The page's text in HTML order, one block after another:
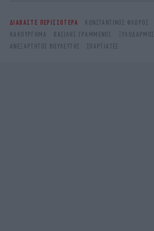
ΔΙΑΒΑΣΤΕ ΠΕΡΙΣΣΟΤΕΡΑ ΚΩΝΣΤΑΝΤΊΝΟΣ ΦΛΏΡΟΣ
ΚΑΚΟΎΡΓΗΜΑ
ΒΑΣΙΛΗΣ ΓΡΑΜΜΕΝΟΣ ΞΥΛΟΔΑΡΜΌΣ
ΑΝΕΞΆΡΤΗΤΟΣ ΒΟΥΛΕΥΤΉΣ
ΣΠΑΡΤΙΆΤΕΣ